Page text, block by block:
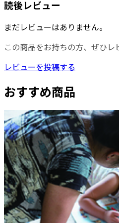
読後レビュー
まだレビューはありません。
この商品をお持ちの方、ぜひレ
レビューを投稿する
おすすめ商品